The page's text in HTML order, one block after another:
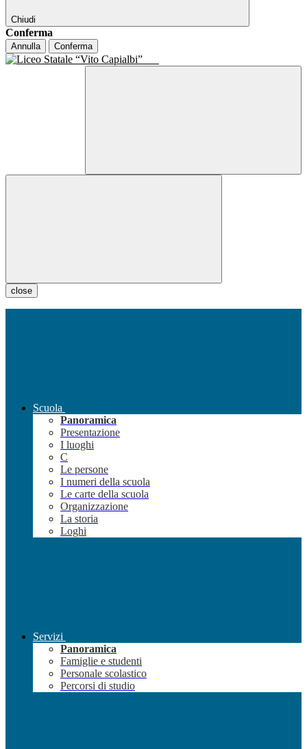
Chiudi
Conferma
Annulla Conferma
close
Scuola
Panoramica
Presentazione
I luoghi
C
Le persone
I numeri della scuola
Le carte della scuola
Organizzazione
La storia
Loghi
Servizi
Panoramica
Famiglie e studenti
Personale scolastico
Percorsi di studio